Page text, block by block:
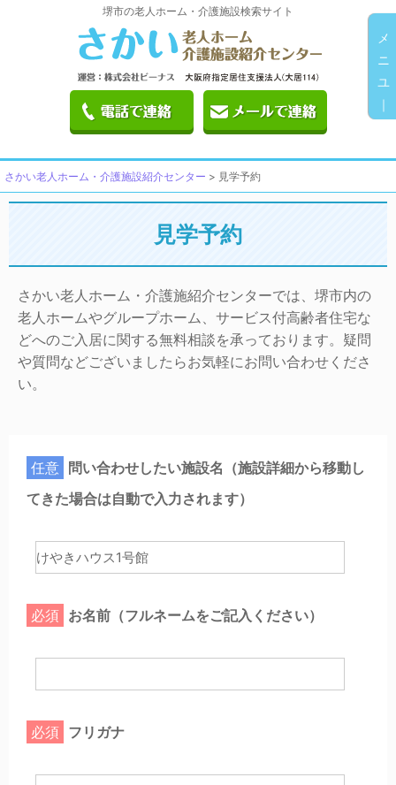
堺市の老人ホーム・介護施設検索サイト
さかい老人ホーム・介護施設紹介センター > 見学予約
見学予約
さかい老人ホーム・介護施紹介センターでは、堺市内の
老人ホームやグループホーム、サービス付高齢者住宅な
どへのご入居に関する無料相談を承っております。疑問
や質問などございましたらお気軽にお問い合わせくださ
い。
任意 問い合わせしたい施設名（施設詳細から移動し
てきた場合は自動で入力されます）
必須 お名前（フルネームをご記入ください）
必須 フリガナ
メ
ニ
ユ
｜